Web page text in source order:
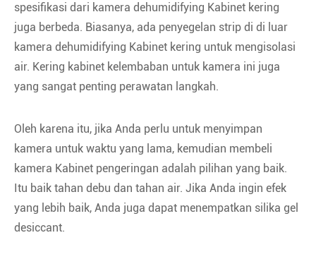
spesifikasi dari kamera dehumidifying Kabinet kering
juga berbeda. Biasanya, ada penyegelan strip di di luar
kamera dehumidifying Kabinet kering untuk mengisolasi
air. Kering kabinet kelembaban untuk kamera ini juga
yang sangat penting perawatan langkah.
Oleh karena itu, jika Anda perlu untuk menyimpan
kamera untuk waktu yang lama, kemudian membeli
kamera Kabinet pengeringan adalah pilihan yang baik.
Itu baik tahan debu dan tahan air. Jika Anda ingin efek
yang lebih baik, Anda juga dapat menempatkan silika gel
desiccant.